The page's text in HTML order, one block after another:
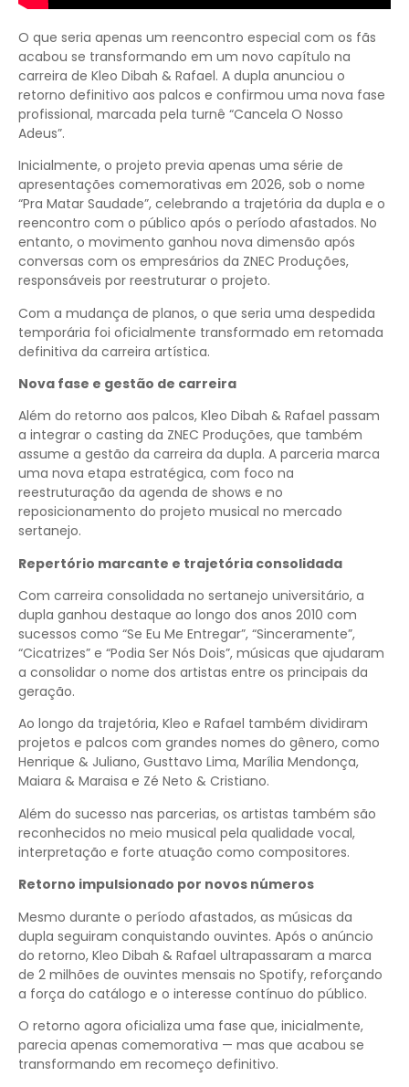
O que seria apenas um reencontro especial com os fãs
acabou se transformando em um novo capítulo na
carreira de Kleo Dibah & Rafael. A dupla anunciou o
retorno definitivo aos palcos e confirmou uma nova fase
profissional, marcada pela turnê “Cancela O Nosso
Adeus”.
Inicialmente, o projeto previa apenas uma série de
apresentações comemorativas em 2026, sob o nome
“Pra Matar Saudade”, celebrando a trajetória da dupla e o
reencontro com o público após o período afastados. No
entanto, o movimento ganhou nova dimensão após
conversas com os empresários da ZNEC Produções,
responsáveis por reestruturar o projeto.
Com a mudança de planos, o que seria uma despedida
temporária foi oficialmente transformado em retomada
definitiva da carreira artística.
Nova fase e gestão de carreira
Além do retorno aos palcos, Kleo Dibah & Rafael passam
a integrar o casting da ZNEC Produções, que também
assume a gestão da carreira da dupla. A parceria marca
uma nova etapa estratégica, com foco na
reestruturação da agenda de shows e no
reposicionamento do projeto musical no mercado
sertanejo.
Repertório marcante e trajetória consolidada
Com carreira consolidada no sertanejo universitário, a
dupla ganhou destaque ao longo dos anos 2010 com
sucessos como “Se Eu Me Entregar”, “Sinceramente”,
“Cicatrizes” e “Podia Ser Nós Dois”, músicas que ajudaram
a consolidar o nome dos artistas entre os principais da
geração.
Ao longo da trajetória, Kleo e Rafael também dividiram
projetos e palcos com grandes nomes do gênero, como
Henrique & Juliano, Gusttavo Lima, Marília Mendonça,
Maiara & Maraisa e Zé Neto & Cristiano.
Além do sucesso nas parcerias, os artistas também são
reconhecidos no meio musical pela qualidade vocal,
interpretação e forte atuação como compositores.
Retorno impulsionado por novos números
Mesmo durante o período afastados, as músicas da
dupla seguiram conquistando ouvintes. Após o anúncio
do retorno, Kleo Dibah & Rafael ultrapassaram a marca
de 2 milhões de ouvintes mensais no Spotify, reforçando
a força do catálogo e o interesse contínuo do público.
O retorno agora oficializa uma fase que, inicialmente,
parecia apenas comemorativa — mas que acabou se
transformando em recomeço definitivo.